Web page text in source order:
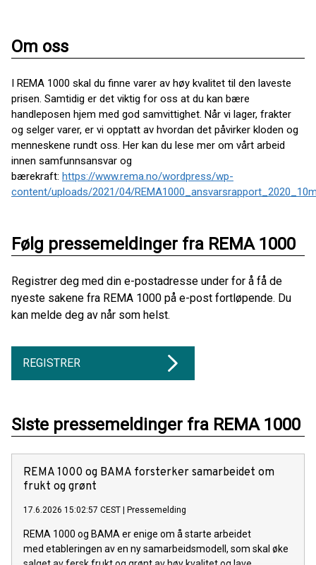
Om oss
I REMA 1000 skal du finne varer av høy kvalitet til den laveste
prisen. Samtidig er det viktig for oss at du kan bære
handleposen hjem med god samvittighet. Når vi lager, frakter
og selger varer, er vi opptatt av hvordan det påvirker kloden og
menneskene rundt oss. Her kan du lese mer om vårt arbeid
innen samfunnsansvar og
bærekraft: https://www.rema.no/wordpress/wp-
content/uploads/2021/04/
Følg pressemeldinger fra REMA 1000
Registrer deg med din e-postadresse under for å få de
nyeste sakene fra REMA 1000 på e-post fortløpende. Du
kan melde deg av når som helst.
REGISTRER
Siste pressemeldinger fra REMA 1000
REMA 1000 og BAMA forsterker samarbeidet om
frukt og grønt
17.6.2026 15:02:57 CEST Pressemelding
REMA 1000 og BAMA er enige om å starte arbeidet
med etableringen av en ny samarbeidsmodell, som skal øke